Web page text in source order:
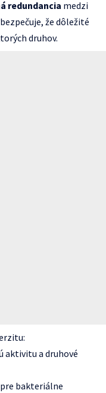
redundancia medzi
že dôležité
druhov.
aktivitu a druhové
bakteriálne